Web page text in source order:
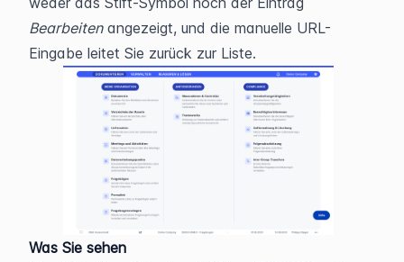
Bearbeiten angezeigt, und die manuelle URL-
Eingabe leitet Sie zurück zur Liste.
Was Sie sehen